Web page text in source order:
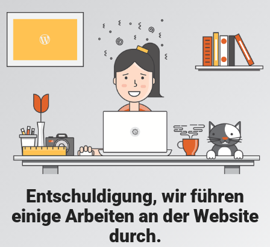
Entschuldigung, wir führen
einige Arbeiten an der Website
durch.